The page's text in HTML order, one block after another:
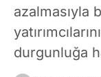
azalmasıyla
durgunluğa